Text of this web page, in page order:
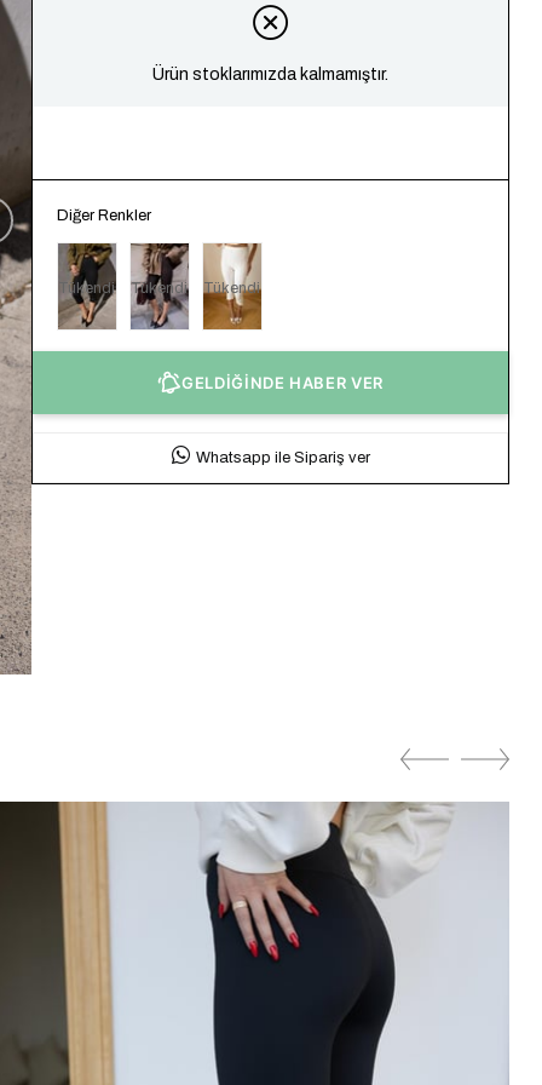
Ürün stoklarımızda kalmamıştır.
Diğer Renkler
Tükendi Tükendi Tükendi
GELDİĞİNDE HABER VER
Whatsapp ile Sipariş ver